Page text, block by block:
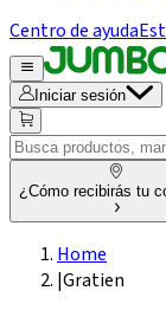
Centro de ayuda
Iniciar sesión
¿Cómo recibirás tu
Home
|Gratien